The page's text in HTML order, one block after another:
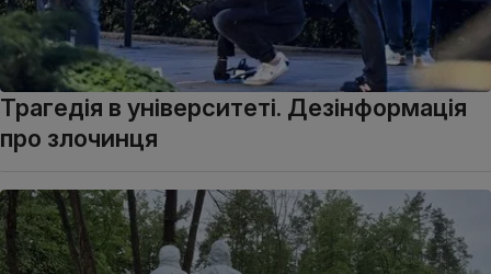
Трагедія в університеті. Дезінформація
про злочинця